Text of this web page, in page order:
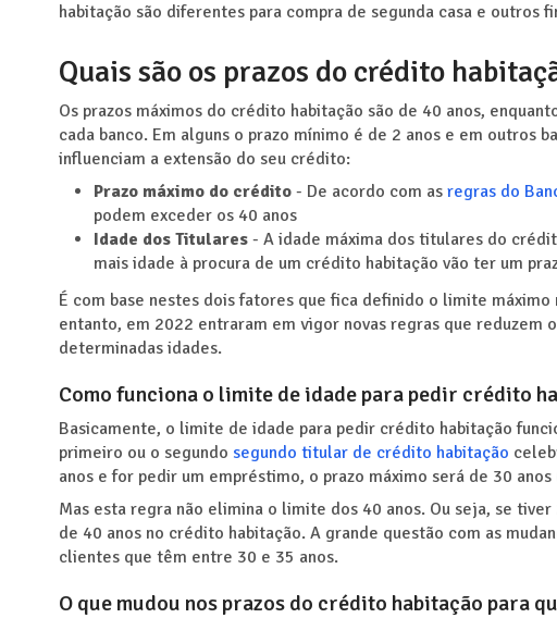
habitação são diferentes para compra de segunda casa e outros
Quais são os prazos do crédito
Os prazos máximos do crédito habitação são de 40 anos,
cada banco. Em alguns o prazo mínimo é de 2 anos e em outros
influenciam a extensão do seu crédito:
Prazo máximo do crédito - De acordo com as regras do
podem exceder os 40 anos
Idade dos Titulares - A idade máxima dos titulares do
mais idade à procura de um crédito habitação vão ter um
É com base nestes dois fatores que fica definido o limite máximo
entanto, em 2022 entraram em vigor novas regras que reduzem
determinadas idades.
Como funciona o limite de idade para pedir crédito
Basicamente, o limite de idade para pedir crédito habitação
primeiro ou o segundo segundo titular de crédito habitação
anos e for pedir um empréstimo, o prazo máximo será de 30
Mas esta regra não elimina o limite dos 40 anos. Ou seja, se
de 40 anos no crédito habitação. A grande questão com as
clientes que têm entre 30 e 35 anos.
O que mudou nos prazos do crédito habitação para